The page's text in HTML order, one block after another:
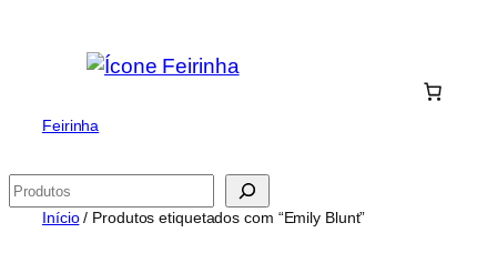
Feirinha
Pesquisar
Início/ Produtos etiquetados com “Emily Blunt”